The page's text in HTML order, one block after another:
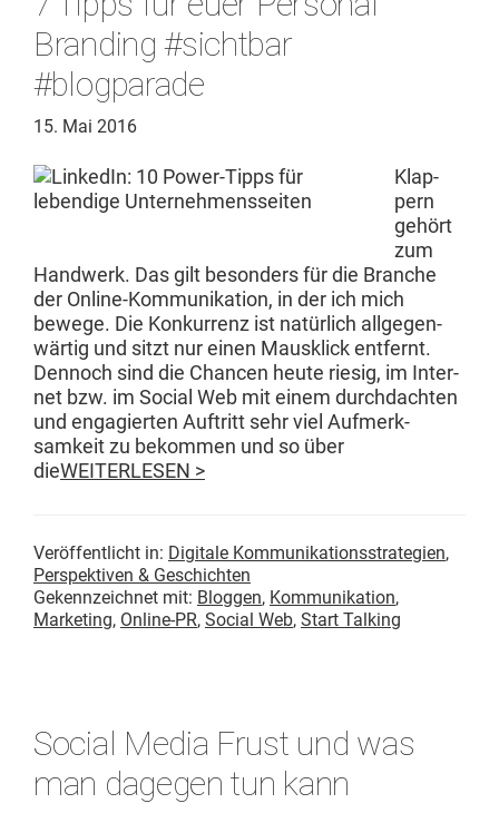
Branding #sichtbar
#blogparade
15. Mai 2016
Klap­
pern
gehört
zum
Handw­erk. Das gilt beson­ders für die Branche
der Online-Kom­­mu­nika­­tion, in der ich mich
bewege. Die Konkur­renz ist natür­lich all­ge­gen­
wär­tig und sitzt nur einen Mausklick ent­fer­nt.
Den­noch sind die Chan­cen heute riesig, im Inter­
net bzw. im Social Web mit einem durch­dacht­en
und engagierten Auftritt sehr viel Aufmerk­
samkeit zu bekom­men und so über
dieWEITERLESEN >
Veröffentlicht in: Digitale Kommunikationsstrategien,
Perspektiven & Geschichten
Gekennzeichnet mit: Bloggen, Kommunikation,
Marketing, Online-PR, Social Web, Start Talking
Social Media Frust und was
man dagegen tun kann